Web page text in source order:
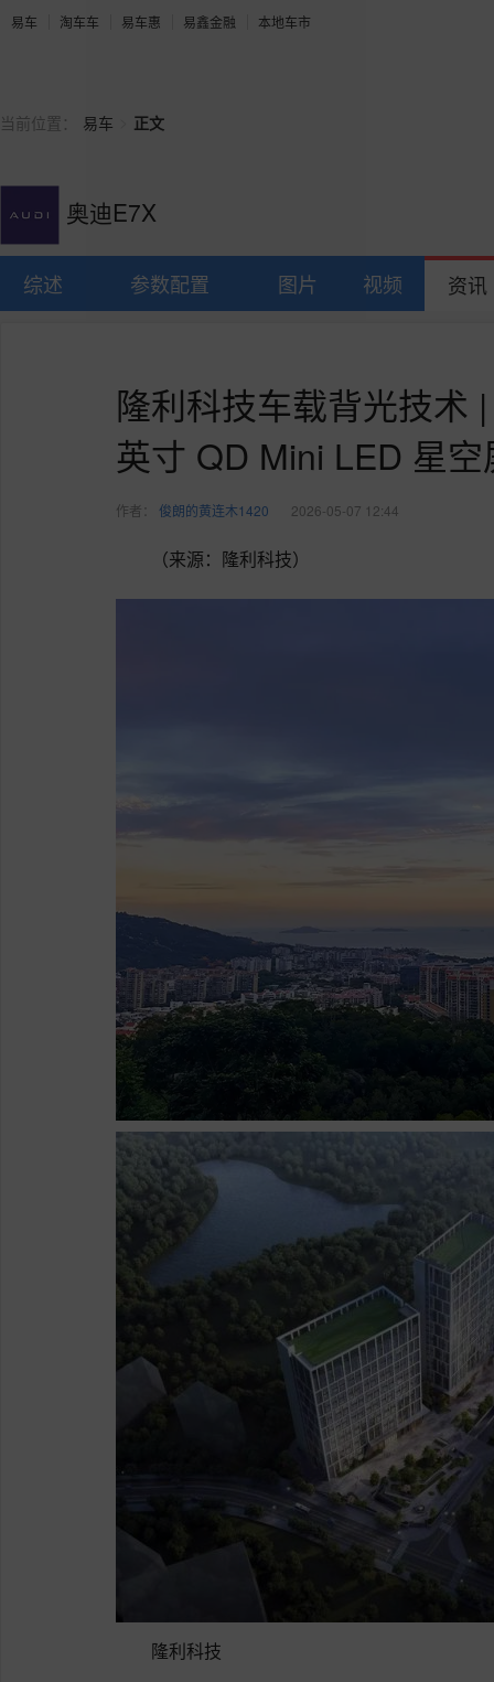
易车 淘车车 易车惠 易鑫金融 本地车市
当前位置： 易车 正文
奥迪E7X
综述 参数配置 图片 视频 资讯
隆利科技车载背光技术
英寸 QD Mini LED 星空
作者： 俊朗的黄连木1420 2026-05-07 12:44
（来源：隆利科技）
隆利科技